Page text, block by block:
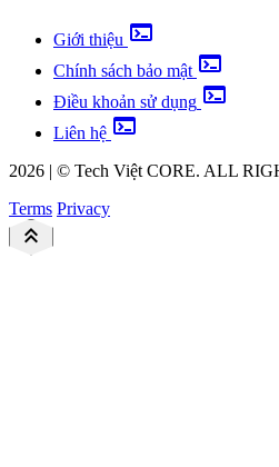
Giới thiệu terminal
Chính sách bảo mật terminal
Điều khoản sử dụng terminal
Liên hệ terminal
2026 | © Tech Việt CORE. ALL
Terms Privacy
keyboard_double_arrow_up